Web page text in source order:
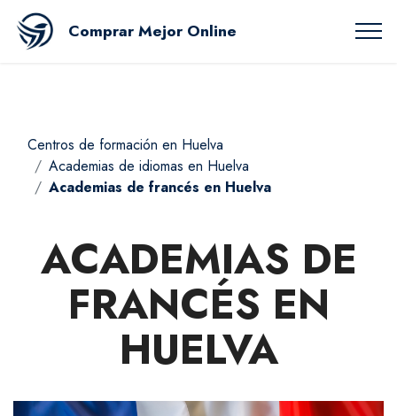
Comprar Mejor Online
Centros de formación en Huelva
Academias de idiomas en Huelva
Academias de francés en Huelva
ACADEMIAS DE
FRANCÉS EN
HUELVA